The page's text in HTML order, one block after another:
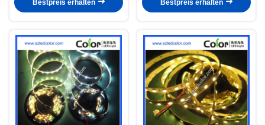
Bestpreis erhalten Bestpreis erhalten